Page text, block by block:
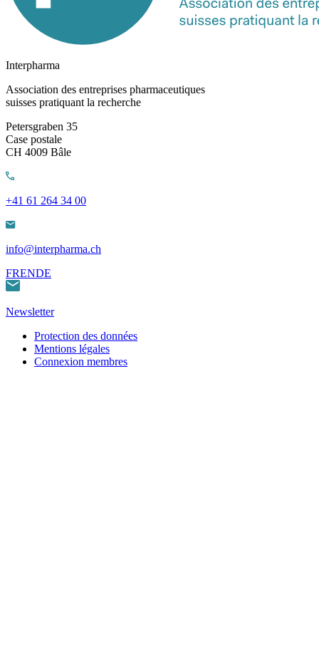
Interpharma
Association des entreprises pharmaceutiques
suisses pratiquant la recherche
Petersgraben 35
Case postale
CH 4009 Bâle
+41 61 264 34 00
info@interpharma.ch
FRENDE
Newsletter
Protection des données
Mentions légales
Connexion membres